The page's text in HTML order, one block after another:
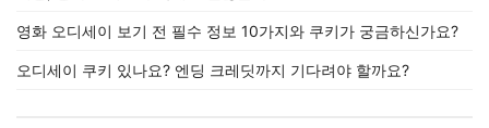
영화 오디세이 보기 전 필수 정보 10가지와 쿠키가 궁금하신가요?
오디세이 쿠키 있나요? 엔딩 크레딧까지 기다려야 할까요?